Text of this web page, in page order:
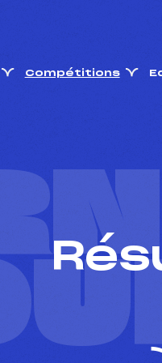
Compétitions